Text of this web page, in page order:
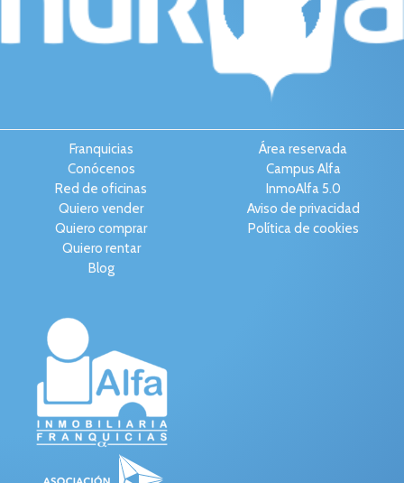
Franquicias
Conócenos
Red de oficinas
Quiero vender
Quiero comprar
Quiero rentar
Blog
Área reservada
Campus Alfa
InmoAlfa 5.0
Aviso de privacidad
Política de cookies